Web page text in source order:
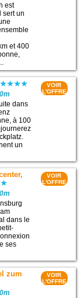
est
sert un
et 400
dans
à 100
un
VOIR
L'OFFRE
dans le
ses
VOIR
L'OFFRE
zum
VOIR
L'OFFRE